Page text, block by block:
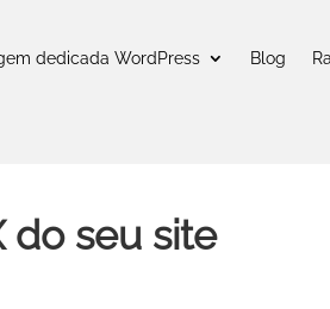
dedicada WordPress Blog
do seu site